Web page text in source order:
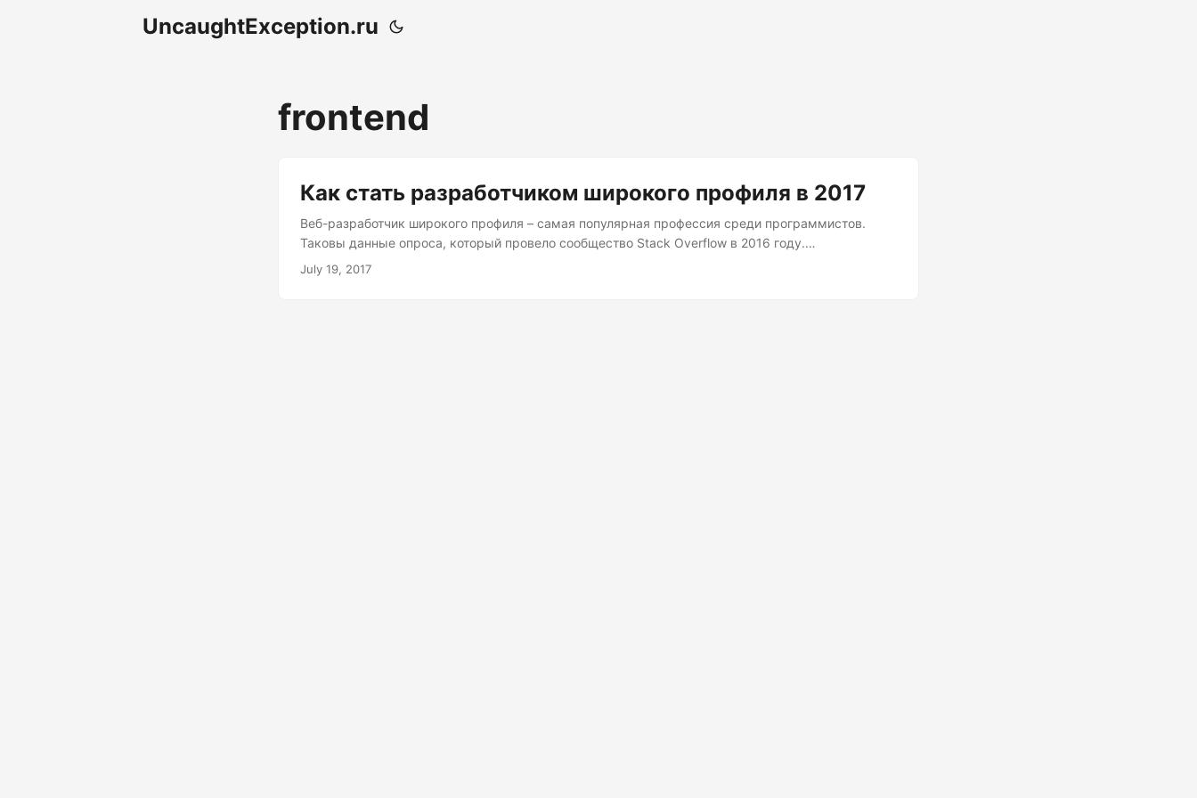
UncaughtException.ru
frontend
Как стать разработчиком широкого профиля в 2017
Веб-разработчик широкого профиля – самая популярная профессия среди программистов.
Таковы данные опроса, который провело сообщество Stack Overflow в 2016 году.
Неудивительно, что вокруг полно онлайн и оффлайн курсов, на которых готовят таких
July 19, 2017